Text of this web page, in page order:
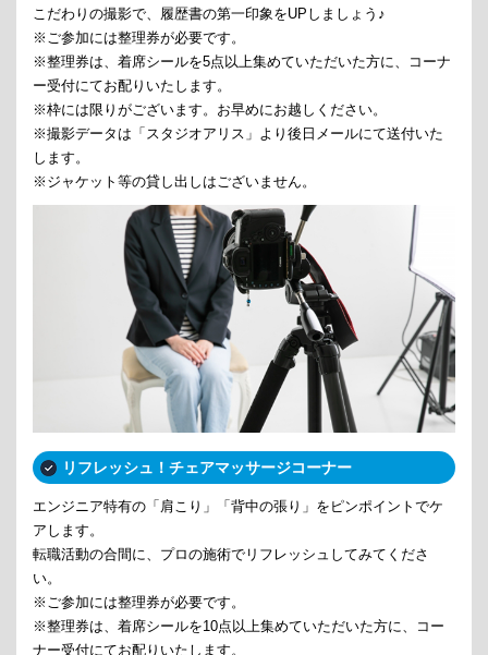
こだわりの撮影で、履歴書の第一印象をUPしましょう♪
※ご参加には整理券が必要です。
※整理券は、着席シールを5点以上集めていただいた方に、コーナ
ー受付にてお配りいたします。
※枠には限りがございます。お早めにお越しください。
※撮影データは「スタジオアリス」より後日メールにて送付いた
します。
※ジャケット等の貸し出しはございません。
リフレッシュ！チェアマッサージコーナー
エンジニア特有の「肩こり」「背中の張り」をピンポイントでケ
アします。
転職活動の合間に、プロの施術でリフレッシュしてみてくださ
い。
※ご参加には整理券が必要です。
※整理券は、着席シールを10点以上集めていただいた方に、コー
ナー受付にてお配りいたします。